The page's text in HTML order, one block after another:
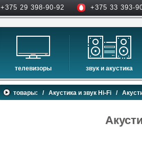
+375 29 398-90-92 +375 33 393-
телевизоры
телевизоры
аксессуары для тв
звук и акустика
hi-fi акустика
музыкальные
товары: / Акустика и звук Hi-Fi /